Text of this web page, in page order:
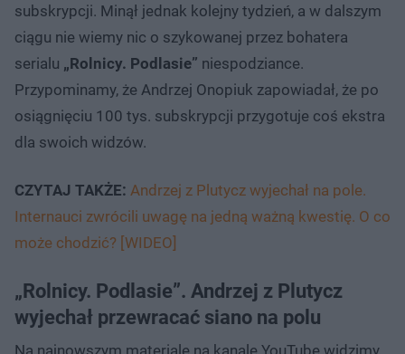
subskrypcji. Minął jednak kolejny tydzień, a w dalszym
ciągu nie wiemy nic o szykowanej przez bohatera
serialu „Rolnicy. Podlasie” niespodziance.
Przypominamy, że Andrzej Onopiuk zapowiadał, że po
osiągnięciu 100 tys. subskrypcji przygotuje coś ekstra
dla swoich widzów.
CZYTAJ TAKŻE: Andrzej z Plutycz wyjechał na pole.
Internauci zwrócili uwagę na jedną ważną kwestię. O co
może chodzić? [WIDEO]
„Rolnicy. Podlasie”. Andrzej z Plutycz
wyjechał przewracać siano na polu
Na najnowszym materiale na kanale YouTube widzimy,